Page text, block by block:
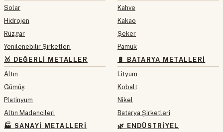
Solar
Hidrojen
Rüzgar
Yenilenebilir Şirketleri
🥇 DEĞERLI METALLER
Altın
Gümüş
Platinyum
Altın Madencileri
🏭 SANAYI METALLERI
Kahve
Kakao
Şeker
Pamuk
🔋 BATARYA METALLERI
Lityum
Kobalt
Nikel
Batarya Şirketleri
🌿 ENDÜSTRIYEL